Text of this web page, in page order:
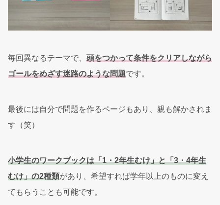
毎回異なるテーマで、 頭をつかって条件をクリアしながら
ゴールをめざす迷路のような問題です。
最後には自分で問題を作るページもあり、親も解かされま
す（笑）
小学生のワークブックは「1・2年生むけ」と「3・4年生
むけ」の2種類があり、希望すれば学年以上のものに変え
てもらうことも可能です。